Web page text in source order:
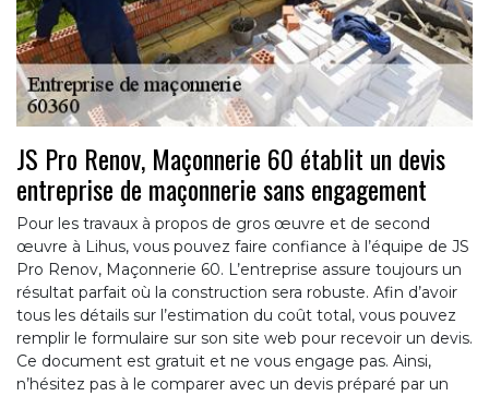
JS Pro Renov, Maçonnerie 60 établit un devis
entreprise de maçonnerie sans engagement
Pour les travaux à propos de gros œuvre et de second
œuvre à Lihus, vous pouvez faire confiance à l’équipe de JS
Pro Renov, Maçonnerie 60. L’entreprise assure toujours un
résultat parfait où la construction sera robuste. Afin d’avoir
tous les détails sur l’estimation du coût total, vous pouvez
remplir le formulaire sur son site web pour recevoir un devis.
Ce document est gratuit et ne vous engage pas. Ainsi,
n’hésitez pas à le comparer avec un devis préparé par un